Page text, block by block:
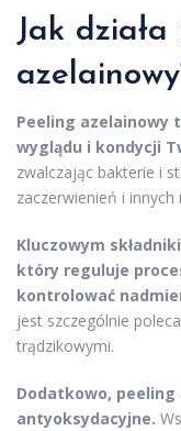
Jak
Peeling azelainowy
wyglądu i kondycji
zwalczając bakterie i
zaczerwienień i innych
Kluczowym
który reguluje
kontrolować
jest szczególnie
trądzikowymi.
Dodatkowo, peeling
antyoksydacyjne.